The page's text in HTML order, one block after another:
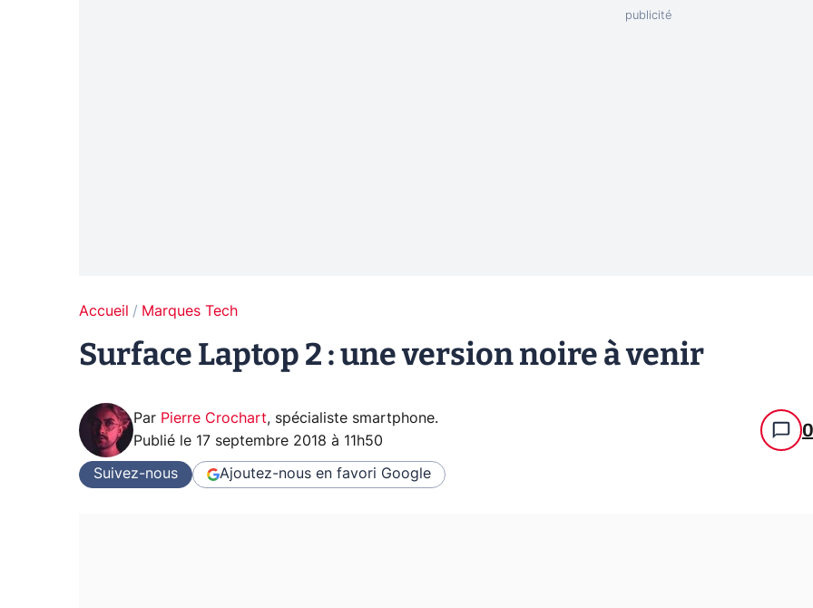
Accueil Marques Tech
Surface Laptop 2 : une version noire à venir
Par Pierre Crochart, spécialiste smartphone.
Publié le 17 septembre 2018 à 11h50 0
Suivez-nous Ajoutez-nous en favori Google